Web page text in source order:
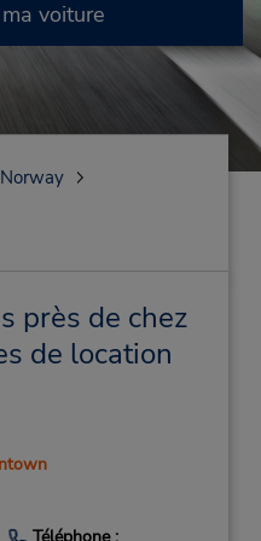
voiture
Norway
près de chez
de location